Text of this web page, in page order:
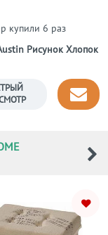
Рисунок Хлопок
купили 6 раз